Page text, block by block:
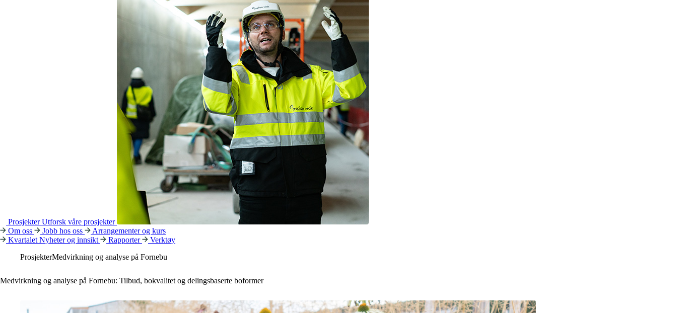
ProsjekterUtforsk våre prosjekter
Om oss
Jobb hos oss
Arrangementer og kurs
Kvartalet Nyheter og innsikt Rapporter
Verktøy
ProsjekterMedvirkning og analyse på Fornebu
Medvirkning og analyse på Fornebu: Tilbud, bokvalitet og delingsbaserte boformer